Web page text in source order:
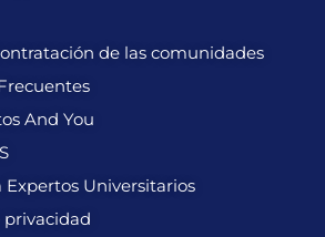
de las comunidades
And You
Expertos Universitarios
privacidad